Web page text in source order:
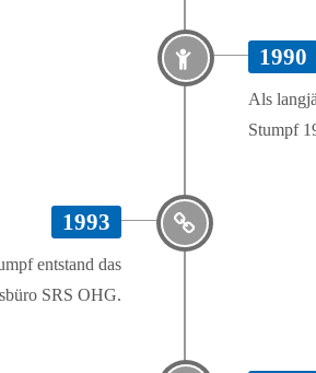
1990
Als
Stumpf
1993
entstand das
SRS OHG.